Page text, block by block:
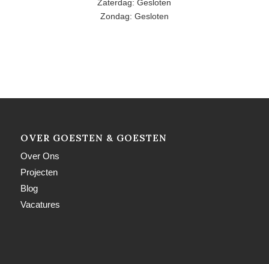
Zaterdag: Gesloten
Zondag: Gesloten
OVER GOESTEN & GOESTEN
Over Ons
Projecten
Blog
Vacatures